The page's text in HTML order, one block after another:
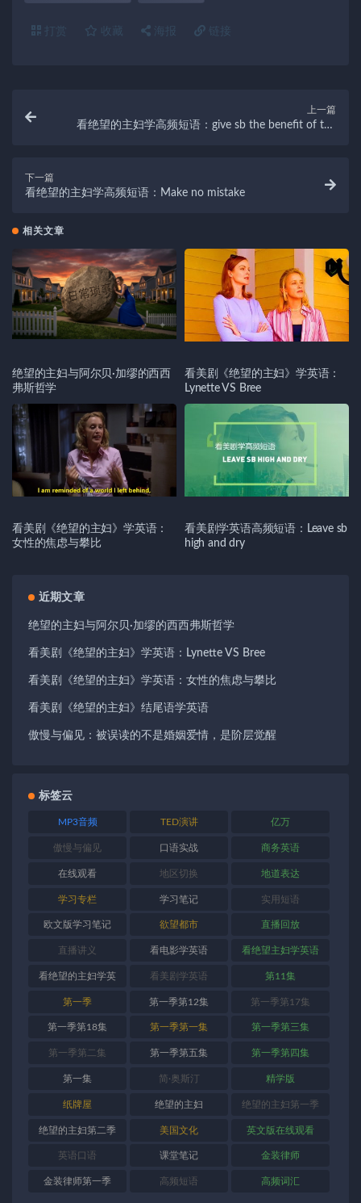
打赏 收藏 海报 链接
上一篇
看绝望的主妇学高频短语：give sb the benefit of the
下一篇
看绝望的主妇学高频短语：Make no mistake
相关文章
绝望的主妇与阿尔贝·加缪的西西
弗斯哲学
看美剧《绝望的主妇》学英语：
Lynette VS Bree
看美剧《绝望的主妇》学英语：
女性的焦虑与攀比
看美剧学英语高频短语：Leave sb
high and dry
近期文章
绝望的主妇与阿尔贝·加缪的西西弗斯哲学
看美剧《绝望的主妇》学英语：Lynette VS Bree
看美剧《绝望的主妇》学英语：女性的焦虑与攀比
看美剧《绝望的主妇》结尾语学英语
傲慢与偏见：被误读的不是婚姻爱情，是阶层觉醒
标签云
MP3音频 TED演讲 亿万
傲慢与偏见 口语实战 商务英语
在线观看 地区切换 地道表达
学习专栏 学习笔记 实用短语
欧文版学习笔记 欲望都市 直播回放
直播讲义 看电影学英语 看绝望主妇学英语
看绝望的主妇学英
语
看美剧学英语 第11集
第一季 第一季第12集 第一季第17集
第一季第18集 第一季第一集 第一季第三集
第一季第二集 第一季第五集 第一季第四集
第一集 简·奥斯汀 精学版
纸牌屋 绝望的主妇 绝望的主妇第一季
绝望的主妇第二季 美国文化 英文版在线观看
英语口语 课堂笔记 金装律师
金装律师第一季 高频短语 高频词汇